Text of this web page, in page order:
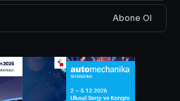
Abone Ol